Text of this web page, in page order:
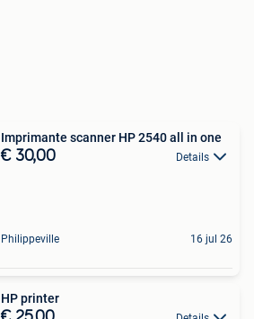
Imprimante scanner HP 2540 all in one
€ 30,00 Details
Philippeville 16 jul 26
HP printer